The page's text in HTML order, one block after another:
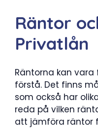
Räntor
Privatlån
Räntorna kan
förstå. Det finns
som också har
reda på vilken
att jämföra räntor